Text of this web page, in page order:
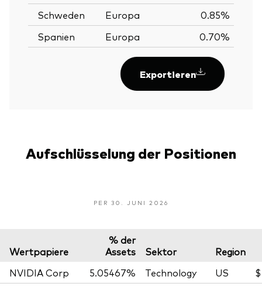
Schweden
Europa
0.85%
Spanien
Europa 0.70%
Exportieren
Aufschlüsselung der Positionen
PER 30. JUNI 2026
Wertpapiere
% der
Assets
Sektor
Region
NVIDIA Corp
5.05467% Technology US